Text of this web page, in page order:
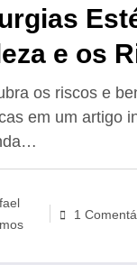
e os
os riscos e
em um artigo
1